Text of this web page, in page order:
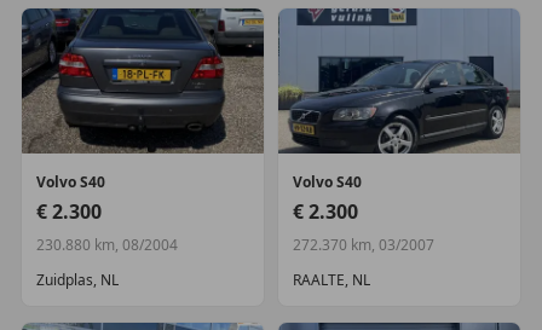
Volvo S40
€ 2.300
230.880 km, 08/2004
Zuidplas, NL
VolvoS40
€ 2.300
272.370 km, 03/2007
RAALTE, NL